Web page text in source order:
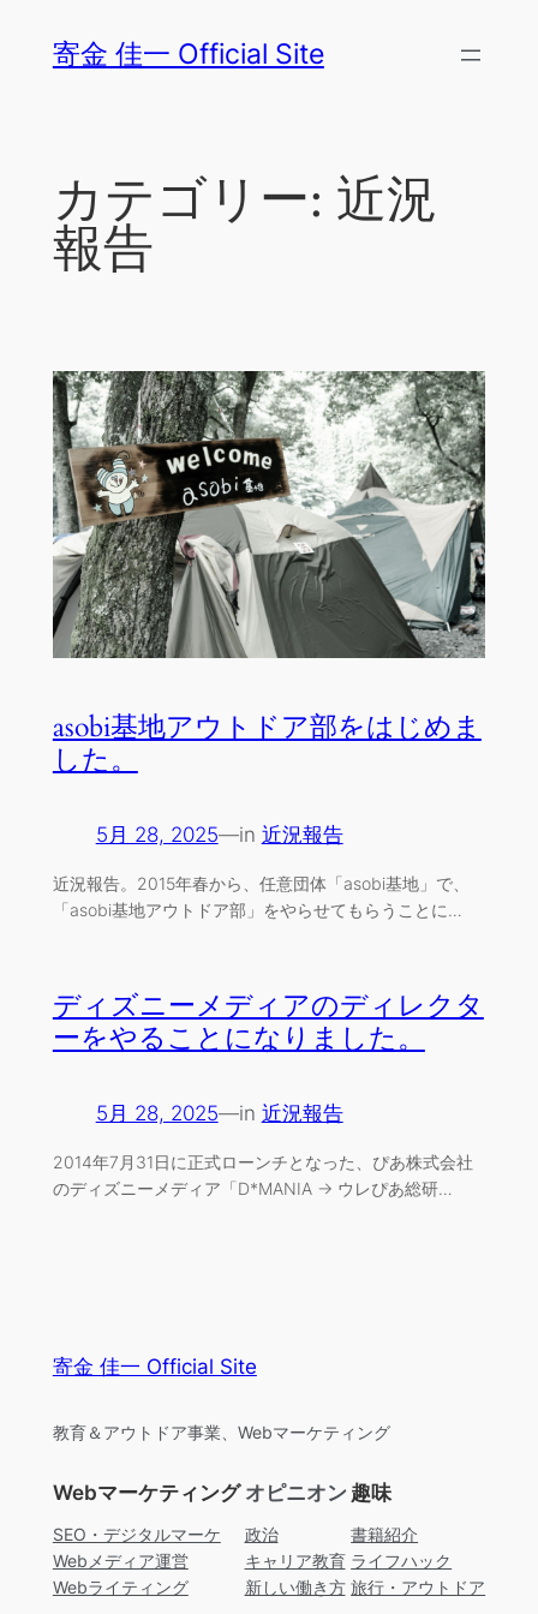
寄金 佳一 Official Site
カテゴリー: 近況
報告
asobi基地アウトドア部をはじめま
した。
5月 28, 2025—in 近況報告
近況報告。2015年春から、任意団体「asobi基地」で、
「asobi基地アウトドア部」をやらせてもらうことに…
ディズニーメディアのディレクタ
ーをやることになりました。
5月 28, 2025—in 近況報告
2014年7月31日に正式ローンチとなった、ぴあ株式会社
のディズニーメディア「D*MANIA → ウレぴあ総研…
寄金 佳一 Official Site
教育＆アウトドア事業、Webマーケティング
Webマーケティング
SEO・デジタルマーケ
Webメディア運営
Webライティング
オピニオン
政治
キャリア教育
新しい働き方
趣味
書籍紹介
ライフハック
旅行・アウトドア